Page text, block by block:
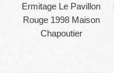
Ermitage Le Pavillon
Rouge 1998 Maison
Chapoutier